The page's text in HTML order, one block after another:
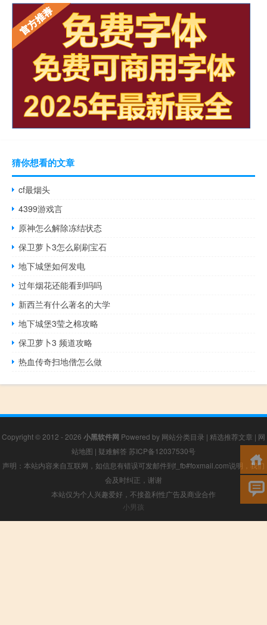
猜你想看的文章
cf最烟头
4399游戏言
原神怎么解除冻结状态
保卫萝卜3怎么刷刷宝石
地下城堡如何发电
过年烟花还能看到吗吗
新西兰有什么著名的大学
地下城堡3莹之棉攻略
保卫萝卜3 频道攻略
热血传奇扫地僧怎么做
Copyright © 2012 - 2026 小黑软件网 Powered by 网站分类目录 | 精选推荐文章 | 网
站地图 | 疑难解答 苏ICP备12037530号
声明：本站内容来自互联网，如信息有错误可发邮件到f_fb#foxmail.com说明，我们
会及时纠正，谢谢
本站仅为个人兴趣爱好，不接盈利性广告及商业合作
小男孩